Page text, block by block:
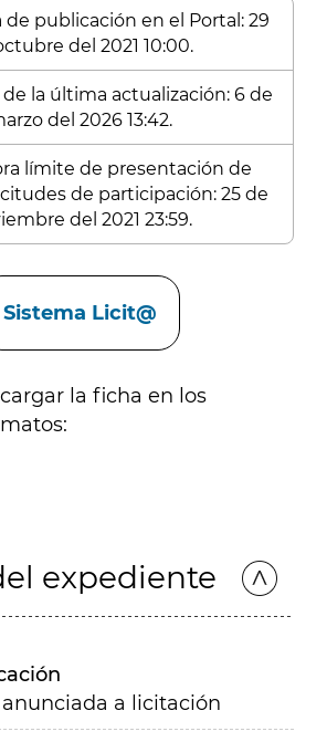
de publicación en el Portal: 29
del 2021 10:00.
de la última actualización: 6 de
del 2026 13:42.
límite de presentación de
de participación: 25 de
del 2021 23:59.
Sistema Licit@
la ficha en los
expediente
a licitación